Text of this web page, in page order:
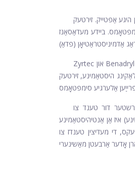
היגע אַפּטייק. זירטעק
ביידע מעדאַסאַנז
Zyrtec און Benadryl זענען אַנטיהיסטאַמינעס אָדער H1 רעסעפּטאָר בלאַקערז. זיי אַרבעט דורך בלאַקינג כיסטאַמין. היסטאַמינע
היסטאַמינע, זירטעק
דור טענד צו
איז אַן אַנטיהיסטאַמינע
די מעדיצין טענדז צו